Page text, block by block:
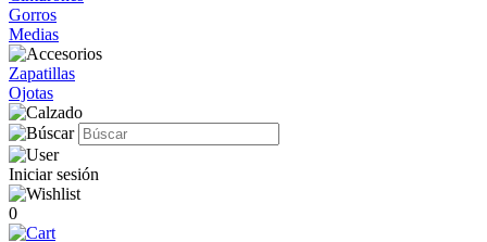
Gorros
Medias
Zapatillas
Ojotas
Iniciar sesión
0